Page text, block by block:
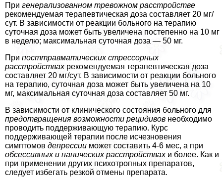
При генерализованном тревожном расстройстве
рекомендуемая терапевтическая доза составляет 20 мг/
сут. В зависимости от реакции больного на терапию
суточная доза может быть увеличена постепенно на 10 мг
в неделю; максимальная суточная доза — 50 мг.
При посттравматических стрессорных
расстройствахрекомендуемая терапевтическая доза
составляет 20 мг/сут. В зависимости от реакции больного
на терапию, суточная доза может быть увеличена на 10
мг, максимальная суточная доза составляет 50 мг.
В зависимости от клинического состояния больного для
предотвращения возможности рецидивов необходимо
проводить поддерживающую терапию. Курс
поддерживающей терапии после исчезновения
симптомов депрессии может составить 4-6 мес, а при
обсессивных и панических расстройствахи более. Как и
при применении других психотропных препаратов,
следует избегать резкой отмены препарата.